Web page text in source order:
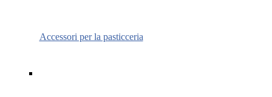
Accessori per la pasticceria